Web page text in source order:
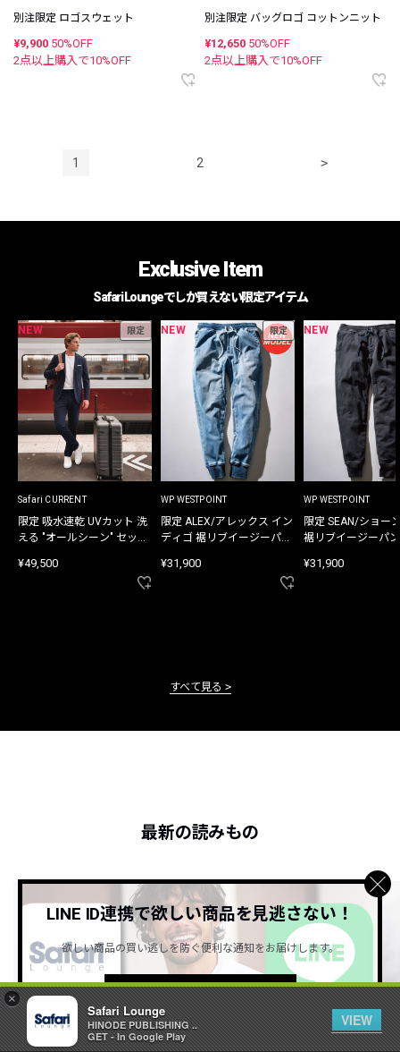
×
Safari Lounge
HINODE PUBLISHING ..
GET - In Google Play
VIEW
別注限定 ロゴスウェット
¥9,900 50%OFF
2点以上購入で10%OFF
別注限定 バッグロゴ コットンニット
¥12,650 50%OFF
2点以上購入で10%OFF
1 2 >
Exclusive Item
Safari Loungeでしか買えない限定アイテム
NEW 限定
Safari CURRENT
限定 吸水速乾 UVカット 洗
える "オールシーン" セット
¥49,500
NEW 限定
WP WESTPOINT
限定 ALEX/アレックス イン
ディゴ 裾リブイージーパン
¥31,900
NEW
WP WESTPOINT
限定 SEAN/ショー
裾リブイージーパ
¥31,900
すべて見る
最新の読みもの
LINE ID連携で欲しい商品を見逃さない！
欲しい商品の買い逃しを防ぐ便利な通知をお届けします。
詳しくはこちら ＞